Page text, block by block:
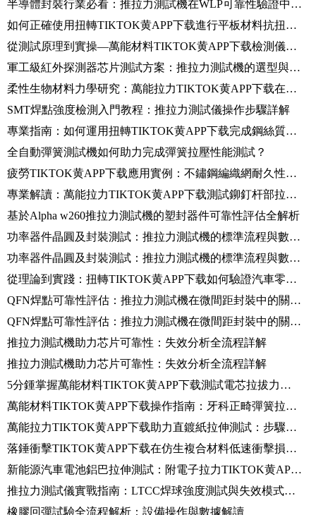
半導體封裝行業必看：推拉力測試機在WLP可靠性驗證中的關鍵應用
如何正確使用扭轉TIKTOK黄APP下载進行平板材料抗扭性能檢測？
從測試原理到實操—萬能材料TIKTOK黄APP下载檢測儀表盤拉伸強度的完整方案
軍工級紅外探測器芯片測試方案：推拉力測試機的選型與應用
柔性生物材料力學研究：萬能拉力TIKTOK黄APP下载在水凝膠貼片測試中的應用
SMT焊點強度檢測入門教程：推拉力測試儀操作步驟詳解
專業指南：如何運用扭轉TIKTOK黄APP下载完成鋼絲質量檢測全流程？
全自動彈簧測試機如何助力完成彈簧拉壓性能測試？
疲勞TIKTOK黄APP下载應用實例：不鏽鋼編織網耐久性測試的關鍵要點
專業解讀：萬能拉力TIKTOK黄APP下载測試鉚釘杆部拉伸強度的技術要點
基於Alpha w260推拉力測試機的塑封器件可靠性評估全解析
功率器件晶圓及封裝測試：推拉力測試機的標準流程與數據解讀
功率器件晶圓及封裝測試：推拉力測試機的標準流程與數據解讀
從理論到實踐：扭轉TIKTOK黄APP下载如何驗證汽車零部件的扭轉耐久性？
QFN焊點可靠性評估：推拉力測試機在微間距封裝中的關鍵應用
QFN焊點可靠性評估：推拉力測試機在微間距封裝中的關鍵應用
推拉力測試機助力芯片可靠性：失效分析全流程詳解
推拉力測試機助力芯片可靠性：失效分析全流程詳解
5分鍾掌握萬能材料TIKTOK黄APP下载測試電芯拉拔力方法
萬能材料TIKTOK黄APP下载操作指南：牙科正畸彈簧拉伸測試步驟詳解
萬能拉力TIKTOK黄APP下载助力直鍍紙拉伸測試：步驟與結果分析
落錘衝擊TIKTOK黄APP下载在仿生複合材料低速衝擊損傷測試中的應用
新能源汽車電池鋁巴拉伸測試：附電子拉力TIKTOK黄APP下载操作要點
推拉力測試儀實戰指南：LTCC焊球強度測試與失效模式研究
橡膠回彈試驗全流程解析：設備操作與數據解讀